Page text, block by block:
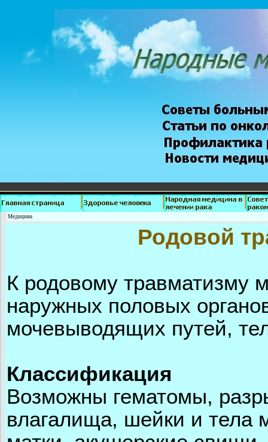
Медицина
Родовой
К родовому травматизму
наружных половых
мочевыводящих путей,
Классификация
Возможны гематомы,
влагалища, шейки и тела